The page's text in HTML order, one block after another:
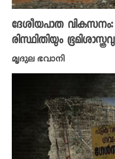
ദേശീയപാത വികസനം:
രിസ്ഥിതിയും
മൃദുല ഭവാനി